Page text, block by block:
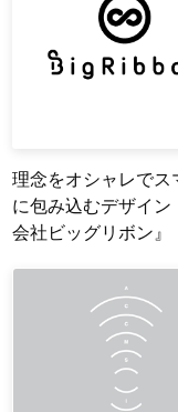
理念をオシャレでス
に包み込むデザイン
会社ビッグリボン』